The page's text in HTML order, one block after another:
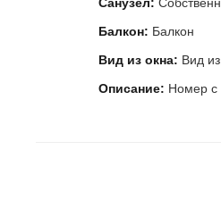
Балкон: Балкон
Вид из окна: Вид
Описание: Номер с